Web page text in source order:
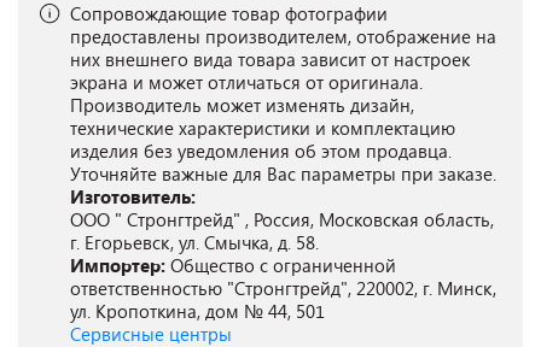
Сопровождающие товар фотографии
предоставлены производителем, отображение на
них внешнего вида товара зависит от настроек
экрана и может отличаться от оригинала.
Производитель может изменять дизайн,
технические характеристики и комплектацию
изделия без уведомления об этом продавца.
Уточняйте важные для Вас параметры при заказе.
Изготовитель:
ООО " Стронгтрейд" , Россия, Московская область,
г. Егорьевск, ул. Смычка, д. 58.
Импортер: Общество с ограниченной
ответственностью "Стронгтрейд", 220002, г. Минск,
ул. Кропоткина, дом № 44, 501
Сервисные центры